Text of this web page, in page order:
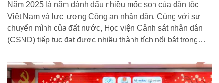
Năm 2025 là năm đánh dấu nhiều mốc son của dân tộc
Việt Nam và lực lượng Công an nhân dân. Cùng với sự
chuyển mình của đất nước, Học viện Cảnh sát nhân dân
(CSND) tiếp tục đạt được nhiều thành tích nổi bật trong
dựng lực lượng Công an nhân dân, thể hiện qua 10 dấu
ấn tiêu biểu sau: